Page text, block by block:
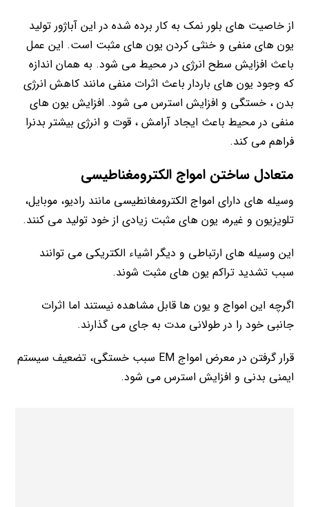
از خاصیت های بلور نمک به کار برده شده در این آباژور تولید
یون های منفی و خنثی کردن یون های مثبت است. این عمل
باعث افزایش سطح انرژی در محیط می شود. به همان اندازه
که وجود یون های باردار باعث اثرات منفی مانند کاهش انرژی
بدن ، خستگی و افزایش استرس می شود. افزایش یون های
منفی در محیط باعث ایجاد آرامش ، قوت و انرژی بیشتر بدنرا
فراهم می کند.
متعادل ساختن امواج الکترومغناطیسی
وسیله های دارای امواج الکترومغانطیسی مانند رادیو، موبایل،
تلویزیون و غیره، یون های مثبت زیادی از خود تولید می کنند.
این وسیله های ارتباطی و دیگر اشیاء الکتریکی می توانند
سبب تشدید تراکم یون های مثبت شوند.
اگرچه این امواج و یون ها قابل مشاهده نیستند اما اثرات
جانبی خود را در طولانی مدت به جای می گذارند.
قرار گرفتن در معرض امواج EM سبب خستگی، تضعیف سیستم
ایمنی بدنی و افزایش استرس می شود.